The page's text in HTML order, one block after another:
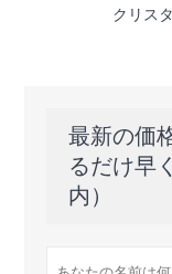
クリス
最新の価
るだけ早
内）